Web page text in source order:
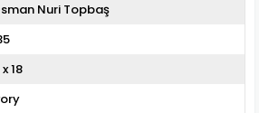
Nuri Topbaş
x 18